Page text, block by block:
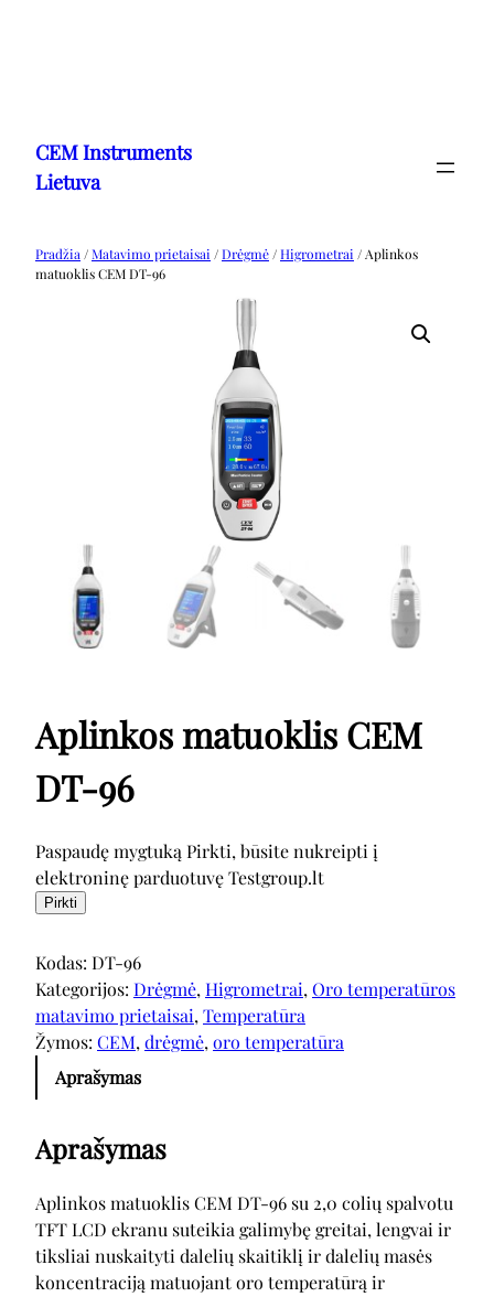
turinio
CEM Instruments
Lietuva
Pradžia /Matavimo prietaisai /Drėgmė /Higrometrai / Aplinkos
matuoklis CEM DT-96
Aplinkos matuoklis CEM
DT-96
Paspaudę mygtuką Pirkti, būsite nukreipti į
elektroninę parduotuvę Testgroup.lt
Pirkti
Kodas: DT-96
Kategorijos: Drėgmė, Higrometrai, Oro temperatūros
matavimo prietaisai, Temperatūra
Žymos: CEM, drėgmė, oro temperatūra
Aprašymas
Aprašymas
Aplinkos matuoklis CEM DT-96 su 2,0 colių spalvotu
TFT LCD ekranu suteikia galimybę greitai, lengvai ir
tiksliai nuskaityti dalelių skaitiklį ir dalelių masės
koncentraciją matuojant oro temperatūrą ir